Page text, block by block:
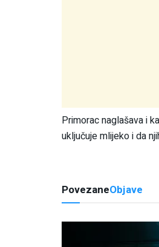
Primorac naglašava i
uključuje mlijeko i da
PovezaneObjave